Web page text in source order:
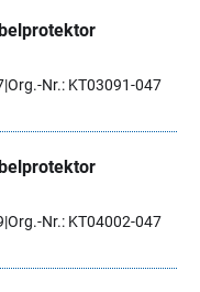
Org.-Nr.: KT03091-047
Org.-Nr.: KT04002-047